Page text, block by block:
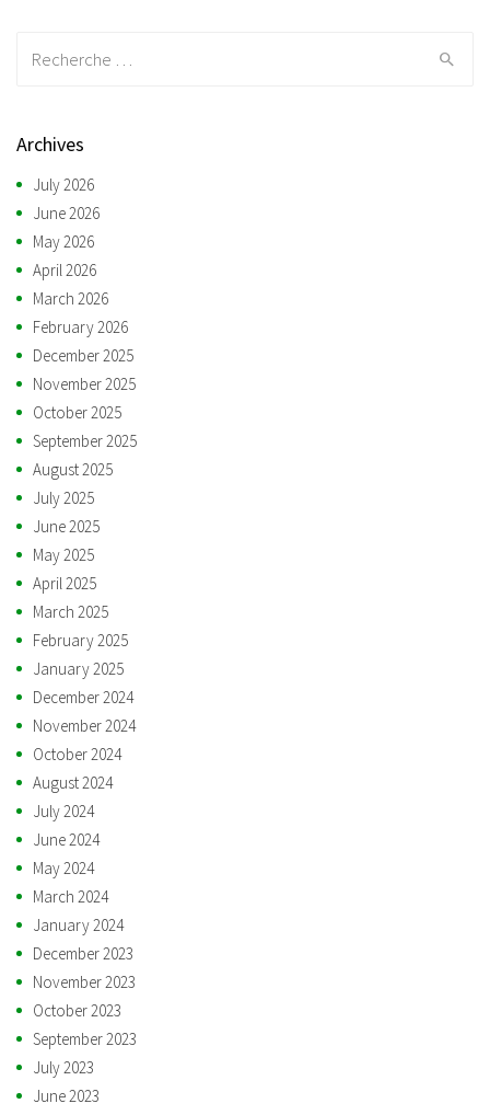
Archives
July 2026
June 2026
May 2026
April 2026
March 2026
February 2026
December 2025
November 2025
October 2025
September 2025
August 2025
July 2025
June 2025
May 2025
April 2025
March 2025
February 2025
January 2025
December 2024
November 2024
October 2024
August 2024
July 2024
June 2024
May 2024
March 2024
January 2024
December 2023
November 2023
October 2023
September 2023
July 2023
June 2023